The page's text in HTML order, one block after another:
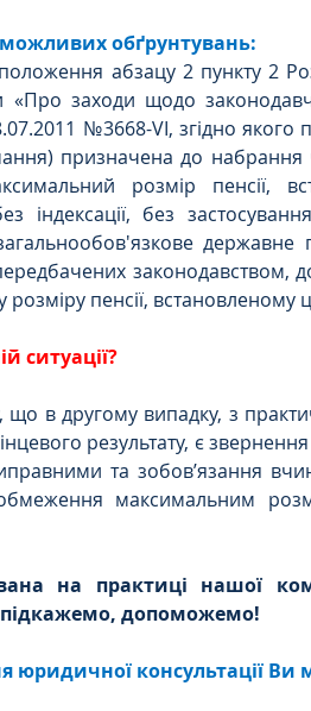
можливих обґрунтувань:
абзацу 2 пункту 2
«Про заходи щодо
№3668-VI, згідно
призначена до набрання
розмір пенсії,
індексації, без
державне
законодавством,
пенсії, встановленому
ситуації?
в другому випадку, з
результату, є
та зобов’язання
максимальним
на практиці нашої
підкажемо, допоможемо!
юридичної консультації Ви